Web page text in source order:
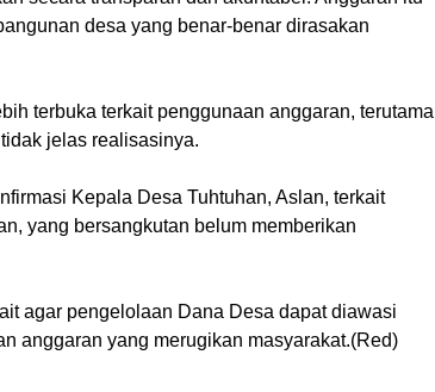
desa yang benar-benar dirasakan
terbuka terkait penggunaan anggaran, terutama
jelas realisasinya.
Kepala Desa Tuhtuhan, Aslan, terkait
yang bersangkutan belum memberikan
agar pengelolaan Dana Desa dapat diawasi
anggaran yang merugikan masyarakat.(Red)